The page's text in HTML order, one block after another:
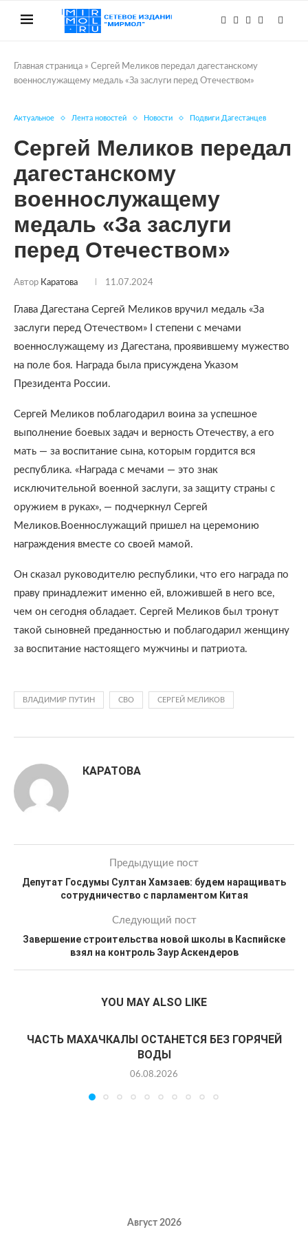
Главная страница » Сергей Меликов передал дагестанскому
военнослужащему медаль «За заслуги перед Отечеством»
Актуальное Лента новостей Новости Подвиги Дагестанцев
Сергей Меликов передал
дагестанскому
военнослужащему
медаль «За заслуги
перед Отечеством»
Автор Каратова 11.07.2024
Глава Дагестана Сергей Меликов вручил медаль «За
заслуги перед Отечеством» I степени с мечами
военнослужащему из Дагестана, проявившему мужество
на поле боя. Награда была присуждена Указом
Президента России.
Сергей Меликов поблагодарил воина за успешное
выполнение боевых задач и верность Отечеству, а его
мать — за воспитание сына, которым гордится вся
республика. «Награда с мечами — это знак
исключительной военной заслуги, за защиту страны с
оружием в руках», — подчеркнул Сергей
Меликов.Военнослужащий пришел на церемонию
награждения вместе со своей мамой.
Он сказал руководителю республики, что его награда по
праву принадлежит именно ей, вложившей в него все,
чем он сегодня обладает. Сергей Меликов был тронут
такой сыновней преданностью и поблагодарил женщину
за воспитание настоящего мужчины и патриота.
ВЛАДИМИР ПУТИН СВО СЕРГЕЙ МЕЛИКОВ
КАРАТОВА
Предыдущие пост
Депутат Госдумы Султан Хамзаев: будем наращивать
сотрудничество с парламентом Китая
Следующий пост
Завершение строительства новой школы в Каспийске
взял на контроль Заур Аскендеров
YOU MAY ALSO LIKE
ЧАСТЬ МАХАЧКАЛЫ ОСТАНЕТСЯ БЕЗ ГОРЯЧЕЙ
ВОДЫ
06.08.2026
Август 2026